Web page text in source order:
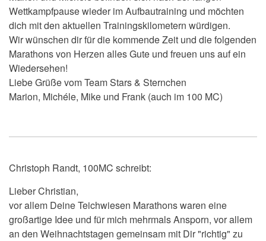
Wettkampfpause wieder im Aufbautraining und möchten
dich mit den aktuellen Trainingskilometern würdigen.
Wir wünschen dir für die kommende Zeit und die folgenden
Marathons von Herzen alles Gute und freuen uns auf ein
Wiedersehen!
Liebe Grüße vom Team Stars & Sternchen
Marion, Michéle, Mike und Frank (auch im 100 MC)
Christoph Randt, 100MC schreibt:
Lieber Christian,
vor allem Deine Teichwiesen Marathons waren eine
großartige Idee und für mich mehrmals Ansporn, vor allem
an den Weihnachtstagen gemeinsam mit Dir "richtig" zu